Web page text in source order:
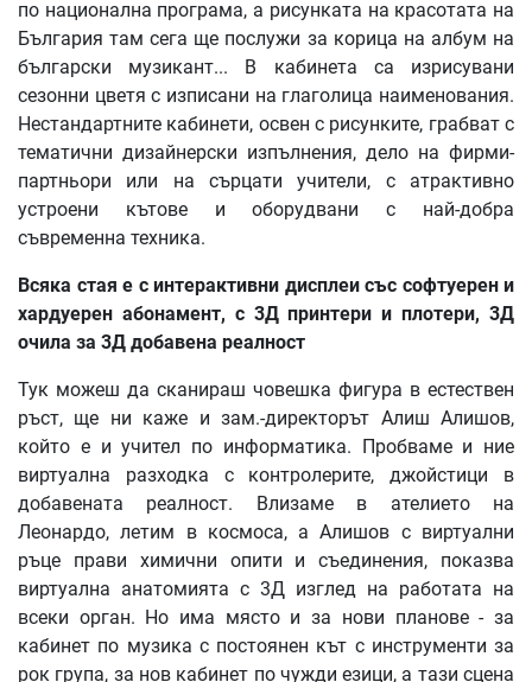
по национална програма, а рисунката на красотата на
България там сега ще послужи за корица на албум на
български музикант... В кабинета са изрисувани
сезонни цветя с изписани на глаголица наименования.
Нестандартните кабинети, освен с рисунките, грабват с
тематични дизайнерски изпълнения, дело на фирми-
партньори или на сърцати учители, с атрактивно
устроени кътове и оборудвани с най-добра
съвременна техника.
Всяка стая е с интерактивни дисплеи със софтуерен и
хардуерен абонамент, с3Д принтери и плотери, 3Д
очила за 3Д добавена реалност
Тук можеш да сканираш човешка фигура в естествен
ръст, ще ни каже и зам.-директорът Алиш Алишов,
който е и учител по информатика. Пробваме и ние
виртуална разходка с контролерите, джойстици в
добавената реалност. Влизаме в ателието на
Леонардо, летим в космоса, а Алишов с виртуални
ръце прави химични опити и съединения, показва
виртуална анатомията с 3Д изглед на работата на
всеки орган. Но има място и за нови планове - за
кабинет по музика с постоянен кът с инструменти за
рок група, за нов кабинет по чужди езици, а тази сцена